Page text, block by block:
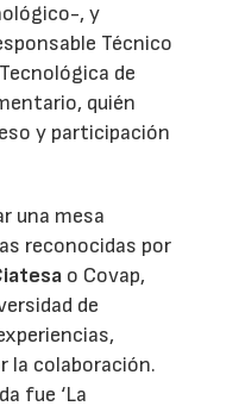
, y
Técnico
de
quién
y participación
una mesa
reconocidas por
o Covap,
de
la colaboración.
fue ‘La